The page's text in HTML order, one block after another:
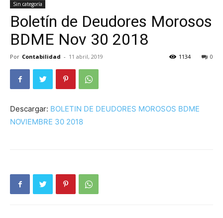
Sin categoría
Boletín de Deudores Morosos
BDME Nov 30 2018
Por Contabilidad - 11 abril, 2019 0
1134
Descargar: BOLETIN DE DEUDORES MOROSOS BDME
NOVIEMBRE 30 2018